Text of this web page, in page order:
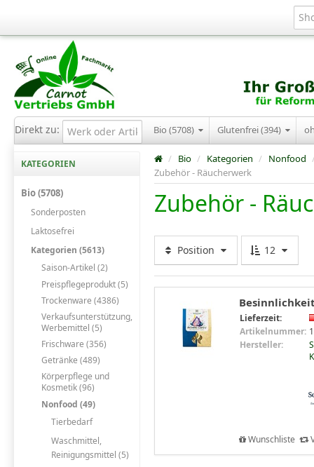
Direkt zu: Bio (5708) Glutenfrei (394)
KATEGORIEN
Bio (5708)
Sonderposten
Laktosefrei
Kategorien (5613)
Saison-Artikel (2)
Preispflegeprodukt (5)
Trockenware (4386)
Verkaufsunterstützung,
Werbemittel (5)
Frischware (356)
Getränke (489)
Körperpflege und
Kosmetik (96)
Nonfood (49)
Tierbedarf
Waschmittel,
Reinigungsmittel (5)
/ Bio / Kategorien / Nonfood
Zubehör - Räucherwerk
Zubehör -
Position 12
Lieferzeit:
Artikelnummer:
Hersteller:
Wunschliste